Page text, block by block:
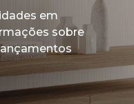
em
sobre